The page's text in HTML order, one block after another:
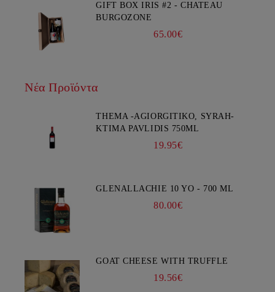
GIFT BOX IRIS #2 - CHATEAU
BURGOZONE
65.00€
Νέα Προϊόντα
THEMA -AGIORGITIKO, SYRAH-
KTIMA PAVLIDIS 750ML
19.95€
GLENALLACHIE 10 YO - 700 ML
80.00€
GOAT CHEESE WITH TRUFFLE
19.56€